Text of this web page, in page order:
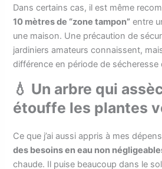
Dans certains cas, il est même
10 mètres de “zone tampon” entre
une maison. Une précaution de
jardiniers amateurs connaissent,
différence en période de sécheresse
💧 Un arbre qui
étouffe les plantes
Ce que j’ai aussi appris à mes
des besoins en eau non
chaude. Il puise beaucoup dans le